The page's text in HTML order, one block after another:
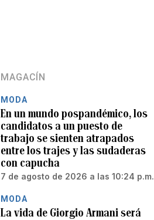
MAGACÍN
MODA
En un mundo pospandémico, los
candidatos a un puesto de
trabajo se sienten atrapados
entre los trajes y las sudaderas
con capucha
7 de agosto de 2026 a las 10:24 p.m.
MODA
La vida de Giorgio Armani será